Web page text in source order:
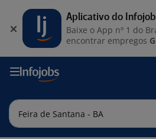
Aplicativo do
Baixe o App nº 1 do
encontrar empregos